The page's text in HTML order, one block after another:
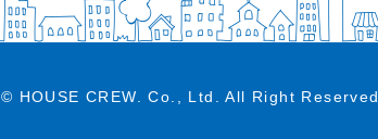
© HOUSE CREW. Co., Ltd.All Right Reserved.